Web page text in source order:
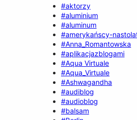
#aktorzy
#aluminium
#aluminum
#amerykańscy-
#Anna_Romantowska
#aplikacjazblogami
#Aqua Virtuale
#Aqua_Virtuale
#Ashwagandha
#audiblog
#audioblog
#balsam